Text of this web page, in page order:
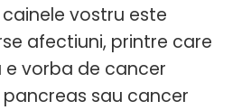
vostru este
afectiuni, printre care
e vorba de cancer
sau cancer